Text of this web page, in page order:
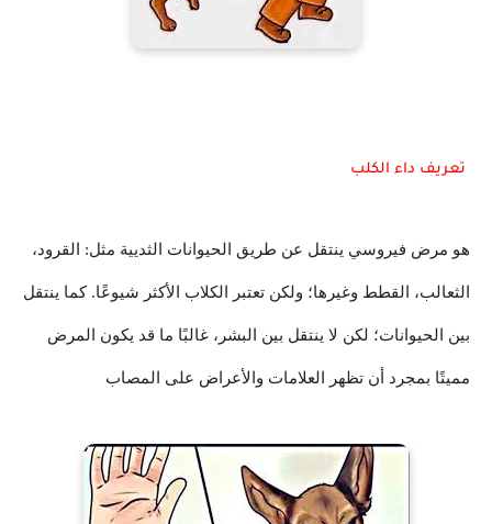
هو مرض فيروسي ينتقل عن طريق الحيوانات الثديية مثل: القرود،
الثعالب، القطط وغيرها؛ ولكن تعتبر الكلاب الأكثر شيوعًا. كما ينتقل
بين الحيوانات؛ لكن لا ينتقل بين البشر، غالبًا ما قد يكون المرض
مميتًا بمجرد أن تظهر العلامات والأعراض على المصاب